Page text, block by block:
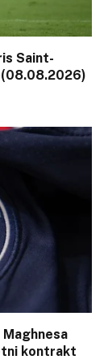
Saint-
(08.08.2026)
kontrakt